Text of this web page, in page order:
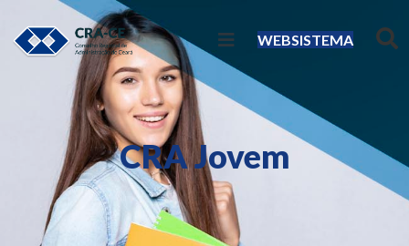
WEBSISTEMA
CRA Jovem